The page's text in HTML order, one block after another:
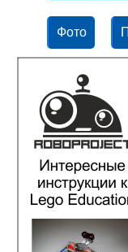
Фото